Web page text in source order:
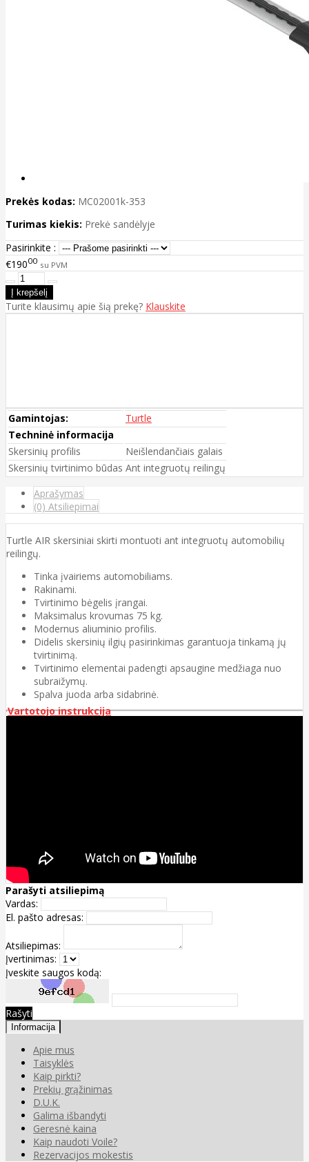
Prekės kodas: MC02001k-353
Turimas kiekis: Prekė sandėlyje
Pasirinkite :
€19000 su PVM
Turite klausimų apie šią prekę? Klauskite
Gamintojas:
Turtle
Techninė informacija
Skersinių profilis
Neišlendančiais galais
Skersinių tvirtinimo būdas Ant integruotų reilingų
Aprašymas
(0) Atsiliepimai
Turtle AIR skersiniai skirti montuoti ant integruotų automobilių
reilingų.
Tinka įvairiems automobiliams.
Rakinami.
Tvirtinimo bėgelis įrangai.
Maksimalus krovumas 75 kg.
Modernus aliuminio profilis.
Didelis skersinių ilgių pasirinkimas garantuoja tinkamą jų
tvirtinimą.
Tvirtinimo elementai padengti apsaugine medžiaga nuo
subraižymų.
Spalva juoda arba sidabrinė.
Vartotojo instrukcija
Parašyti atsiliepimą
Vardas:
El. pašto adresas:
Atsiliepimas:
Įvertinimas:
Įveskite saugos kodą:
Rašyti
Informacija
Apie mus
Taisyklės
Kaip pirkti?
Prekių grąžinimas
D.U.K.
Galima išbandyti
Geresnė kaina
Kaip naudoti Voile?
Rezervacijos mokestis